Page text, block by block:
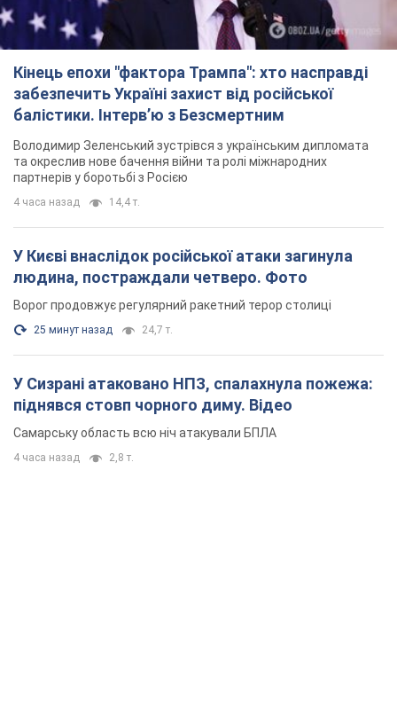
Кінець епохи "фактора Трампа": хто насправді
забезпечить Україні захист від російської
балістики. Інтерв’ю з Безсмертним
Володимир Зеленський зустрівся з українським дипломата
та окреслив нове бачення війни та ролі міжнародних
партнерів у боротьбі з Росією
4 часа назад 14,4 т.
У Києві внаслідок російської атаки загинула
людина, постраждали четверо. Фото
Ворог продовжує регулярний ракетний терор столиці
25 минут назад 24,7 т.
У Сизрані атаковано НПЗ, спалахнула пожежа:
піднявся стовп чорного диму. Відео
Самарську область всю ніч атакували БПЛА
4 часа назад 2,8 т.